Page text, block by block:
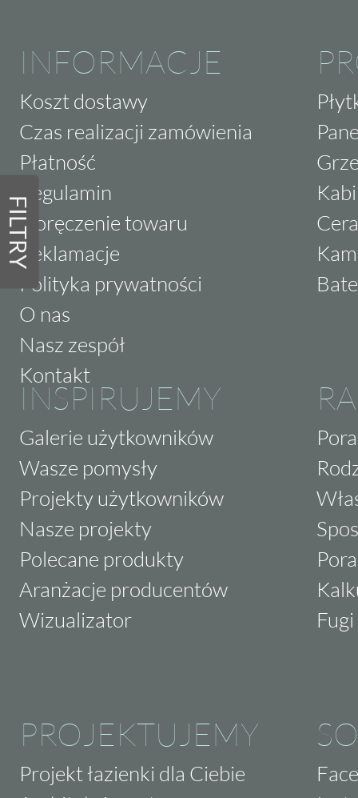
FILTRY
INFORMACJE
Koszt dostawy
Czas realizacji zamówienia
Płatność
Regulamin
Doręczenie towaru
Reklamacje
Polityka prywatności
O nas
Nasz zespół
Kontakt
INSPIRUJEMY
Galerie użytkowników
Wasze pomysły
Projekty użytkowników
Nasze projekty
Polecane produkty
Aranżacje producentów
Wizualizator
PROJEKTUJEMY
Projekt łazienki dla Ciebie